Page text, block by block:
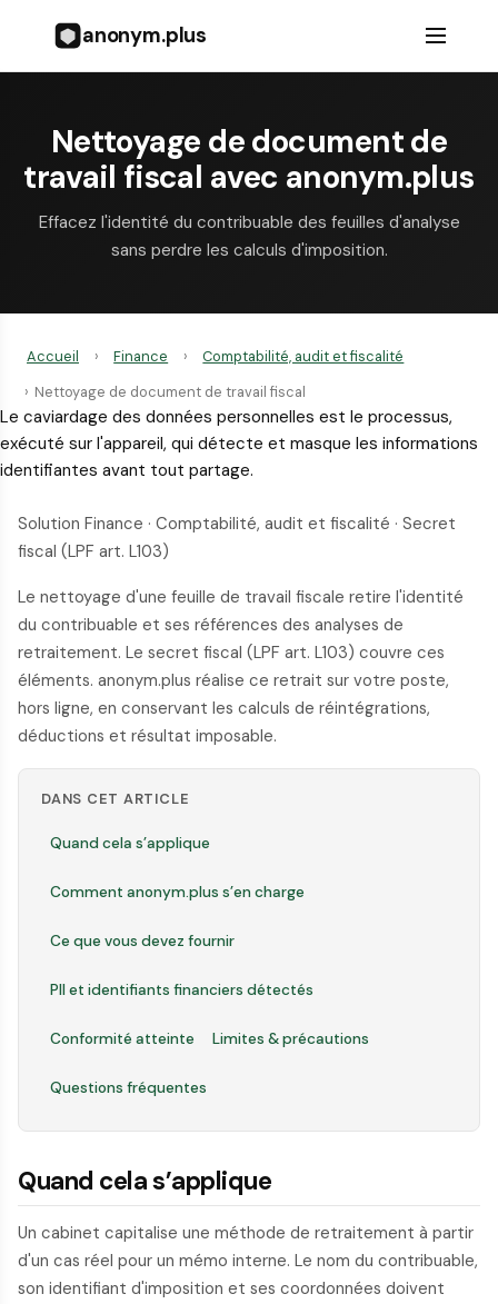
anonym.plus
Nettoyage de document de
travail fiscal avec anonym.plus
Effacez l'identité du contribuable des feuilles d'analyse
sans perdre les calculs d'imposition.
Accueil › Finance ›
Comptabilité, audit et fiscalité
› Nettoyage de document de travail fiscal
Le caviardage des données personnelles est le processus,
exécuté sur l'appareil, qui détecte et masque les informations
identifiantes avant tout partage.
Solution Finance · Comptabilité, audit et fiscalité · Secret
fiscal (LPF art. L103)
Le nettoyage d'une feuille de travail fiscale retire l'identité
du contribuable et ses références des analyses de
retraitement. Le secret fiscal (LPF art. L103) couvre ces
éléments. anonym.plus réalise ce retrait sur votre poste,
hors ligne, en conservant les calculs de réintégrations,
déductions et résultat imposable.
DANS CET ARTICLE
Quand cela s’applique
Comment anonym.plus s’en charge
Ce que vous devez fournir
PII et identifiants financiers détectés
Conformité atteinte Limites & précautions
Questions fréquentes
Quand cela s’applique
Un cabinet capitalise une méthode de retraitement à partir
d'un cas réel pour un mémo interne. Le nom du contribuable,
son identifiant d'imposition et ses coordonnées doivent